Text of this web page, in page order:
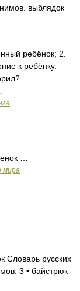
выблядок
ребёнок; 2.
к ребёнку.
…
мира
Словарь русских
3 • байстрюк